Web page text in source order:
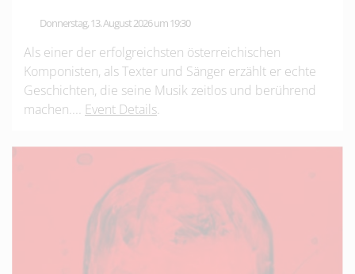
Donnerstag, 13. August 2026 um 19:30
Als einer der erfolgreichsten österreichischen
Komponisten, als Texter und Sänger erzählt er echte
Geschichten, die seine Musik zeitlos und berührend
machen.... Event Details.